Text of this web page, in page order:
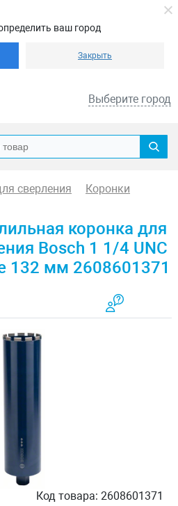
ваш город
Закрыть
Выберите город
сверления
Коронки
коронка для
Bosch 1 1/4 UNC
132 мм 2608601371
Код товара: 2608601371